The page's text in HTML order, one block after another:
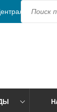
41